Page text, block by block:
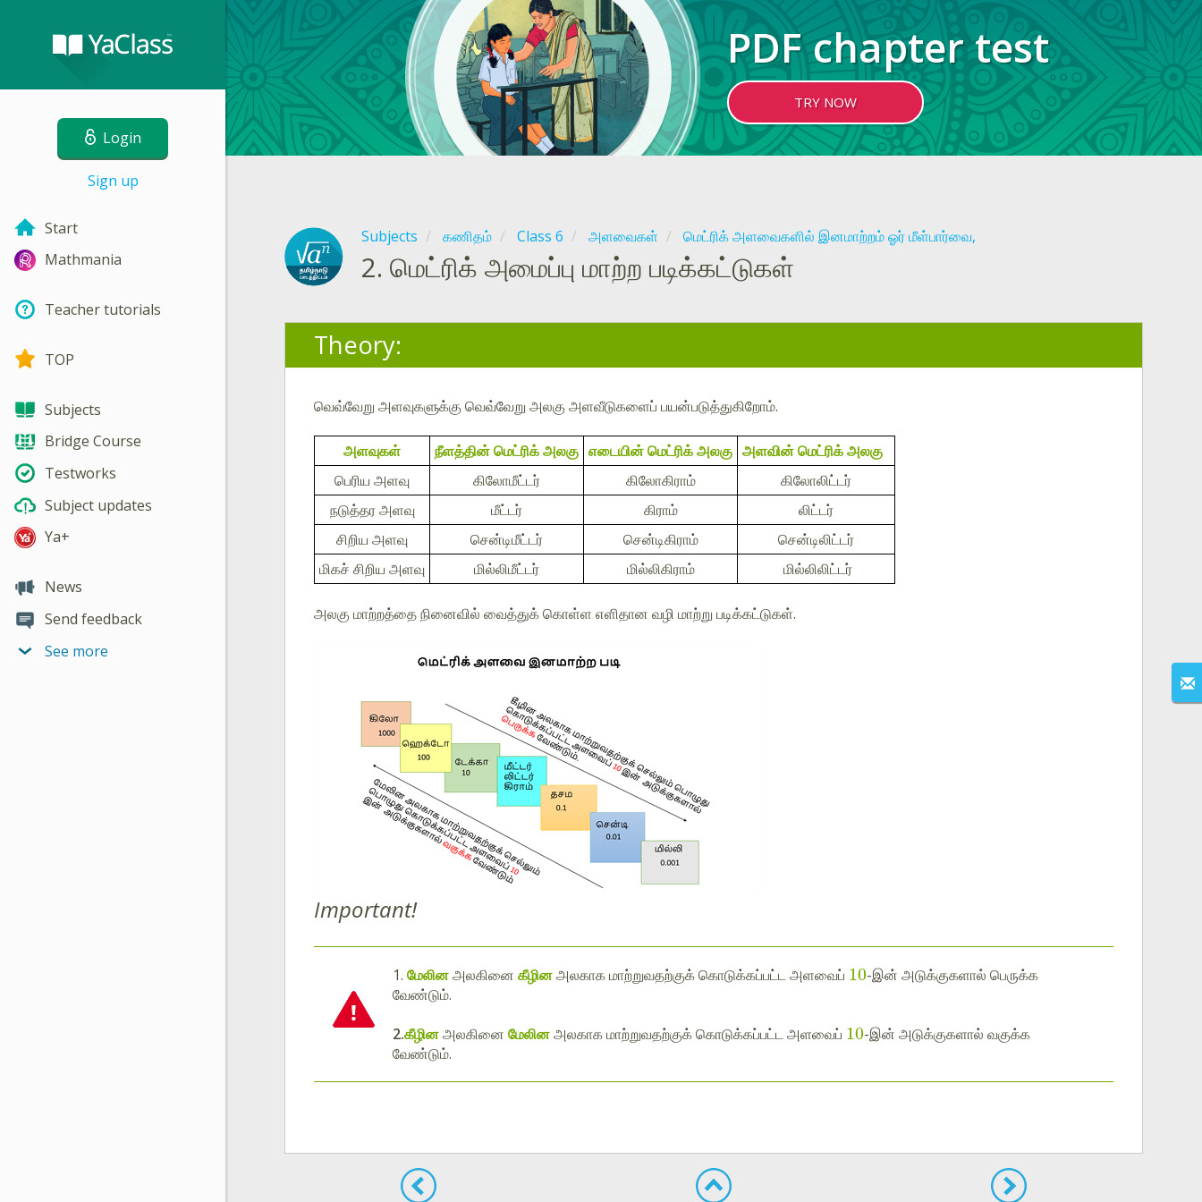
Login
Sign up
Start
Mathmania
Teacher tutorials
TOP
Subjects
Bridge Course
Testworks
Subject updates
Ya+
News
Send feedback
See more
PDF chapter test
TRY NOW
Subjects கணிதம் Class 6 அளவைகள் மெட்ரிக் அளவைகளில் இனமாற்றம் ஓர் மீள்பார்வை,
2. மெட்ரிக் அமைப்பு மாற்ற படிக்கட்டுகள்
Theory:
வெவ்வேறு அளவுகளுக்கு வெவ்வேறு அலகு அளவீடுகளைப் பயன்படுத்துகிறோம்.
அளவுகள் நீளத்தின் மெட்ரிக் அலகு எடையின் மெட்ரிக் அலகு அளவின் மெட்ரிக் அலகு
பெரிய அளவு
கிலோமீட்டர் கிலோகிராம்
கிலோலிட்டர்
நடுத்தர அளவு
மீட்டர் கிராம்
லிட்டர்
சிறிய அளவு
சென்டிமீட்டர் சென்டிகிராம்
சென்டிலிட்டர்
மிகச் சிறிய அளவு
மில்லிமீட்டர் மில்லிகிராம் மில்லிலிட்டர்
அலகு மாற்றத்தை நினைவில் வைத்துக் கொள்ள எளிதான வழி மாற்று படிக்கட்டுகள்.
Important!
1. மேலினஅலகினை கீழினஅலகாக மாற்றுவதற்குக் கொடுக்கப்பட்ட அளவைப் 10-இன் அடுக்குகளால் பெருக்க
வேண்டும்.
2.கீழினஅலகினை மேலினஅலகாக மாற்றுவதற்குக் கொடுக்கப்பட்ட அளவைப் 10-இன் அடுக்குகளால் வகுக்க
வேண்டும்.